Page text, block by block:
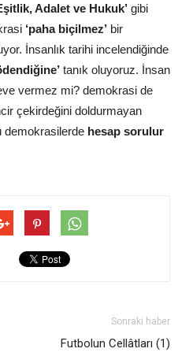
Adalet ve Hukuk’ gibi
‘paha biçilmez’ bir
İnsanlık tarihi incelendiğinde
tanık oluyoruz. İnsan
vermez mi? demokrasi de
çekirdeğini doldurmayan
demokrasilerde hesap sorulur
Sonraki haber
Futbolun Cellâtları (1)